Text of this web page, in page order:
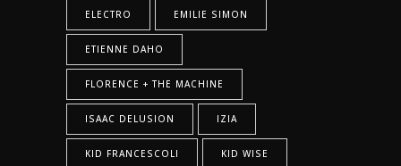
ELECTRO EMILIE SIMON
ETIENNE DAHO
FLORENCE + THE MACHINE
ISAAC DELUSION IZIA
KID FRANCESCOLI KID WISE